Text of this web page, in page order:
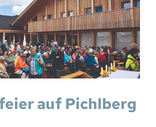
auf Pichlberg